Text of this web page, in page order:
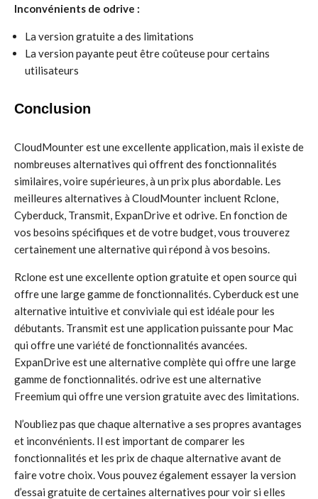
Inconvénients de odrive :
La version gratuite a des limitations
La version payante peut être coûteuse pour certains
utilisateurs
Conclusion
CloudMounter est une excellente application, mais il existe de
nombreuses alternatives qui offrent des fonctionnalités
similaires, voire supérieures, à un prix plus abordable. Les
meilleures alternatives à CloudMounter incluent Rclone,
Cyberduck, Transmit, ExpanDrive et odrive. En fonction de
vos besoins spécifiques et de votre budget, vous trouverez
certainement une alternative qui répond à vos besoins.
Rclone est une excellente option gratuite et open source qui
offre une large gamme de fonctionnalités. Cyberduck est une
alternative intuitive et conviviale qui est idéale pour les
débutants. Transmit est une application puissante pour Mac
qui offre une variété de fonctionnalités avancées.
ExpanDrive est une alternative complète qui offre une large
gamme de fonctionnalités. odrive est une alternative
Freemium qui offre une version gratuite avec des limitations.
N’oubliez pas que chaque alternative a ses propres avantages
et inconvénients. Il est important de comparer les
fonctionnalités et les prix de chaque alternative avant de
faire votre choix. Vous pouvez également essayer la version
d’essai gratuite de certaines alternatives pour voir si elles